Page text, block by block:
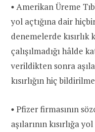
• Amerikan Üreme
yol açtığına dair
denemelerde
çalışılmadığı hâlde
verildikten sonra
kısırlığın hiç
• Pfizer firmasının
aşılarının kısırlığa